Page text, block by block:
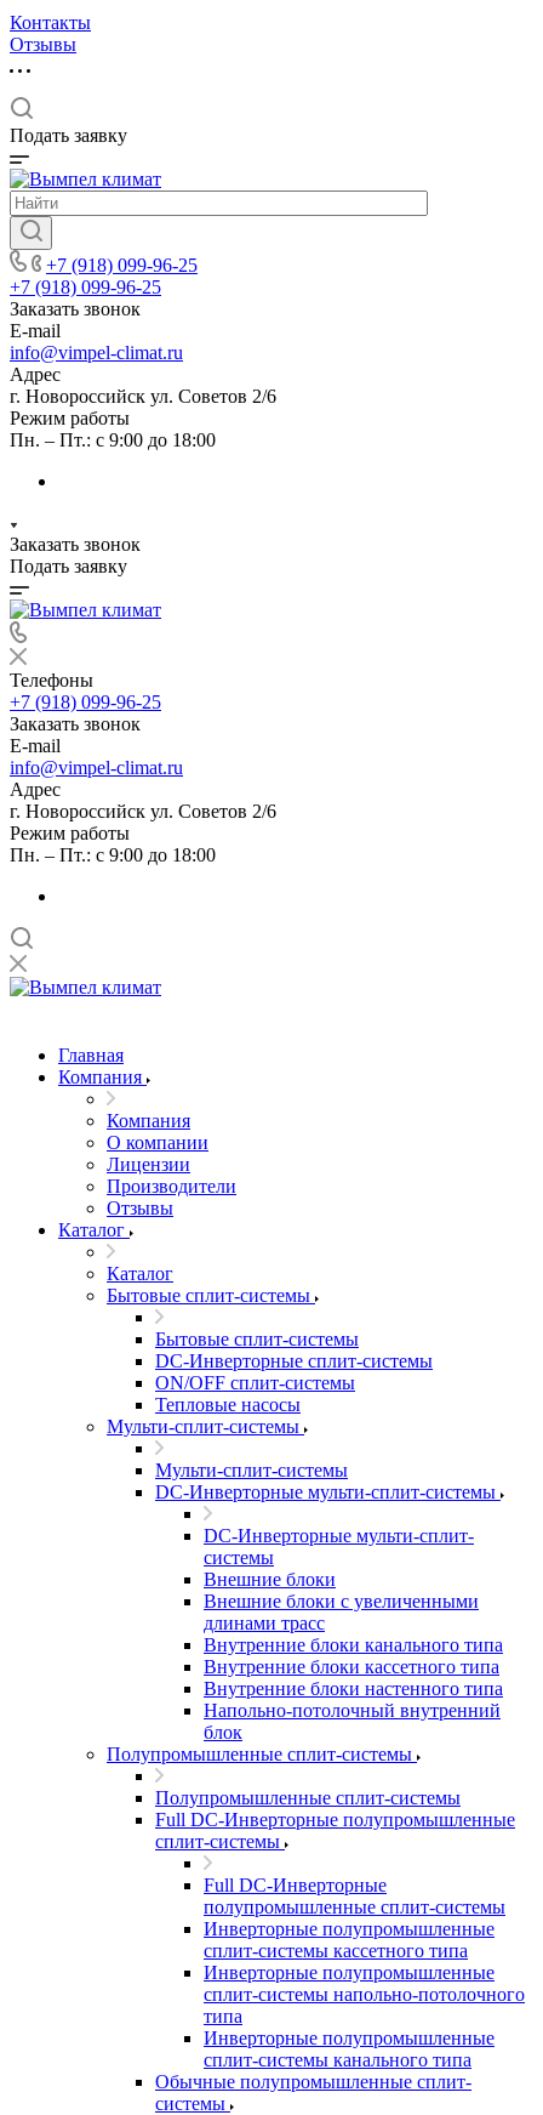
Контакты
Отзывы
Подать заявку
+7 (918) 099-96-25
+7 (918) 099-96-25
Заказать звонок
E-mail
info@vimpel-climat.ru
Адрес
г. Новороссийск ул. Советов 2/6
Режим работы
Пн. – Пт.: с 9:00 до 18:00
Заказать звонок
Подать заявку
Телефоны
+7 (918) 099-96-25
Заказать звонок
E-mail
info@vimpel-climat.ru
Адрес
г. Новороссийск ул. Советов 2/6
Режим работы
Пн. – Пт.: с 9:00 до 18:00
Главная
Компания
Компания
О компании
Лицензии
Производители
Отзывы
Каталог
Каталог
Бытовые сплит-системы
Бытовые сплит-системы
DC-Инверторные сплит-системы
ON/OFF сплит-системы
Тепловые насосы
Мульти-сплит-системы
Мульти-сплит-системы
DC-Инверторные мульти-сплит-системы
DC-Инверторные мульти-сплит-
системы
Внешние блоки
Внешние блоки с увеличенными
длинами трасс
Внутренние блоки канального типа
Внутренние блоки кассетного типа
Внутренние блоки настенного типа
Напольно-потолочный внутренний
блок
Полупромышленные сплит-системы
Полупромышленные сплит-системы
Full DC-Инверторные полупромышленные
сплит-системы
Full DC-Инверторные
полупромышленные сплит-системы
Инверторные полупромышленные
сплит-системы кассетного типа
Инверторные полупромышленные
сплит-системы напольно-потолочного
типа
Инверторные полупромышленные
сплит-системы канального типа
Обычные полупромышленные сплит-
системы